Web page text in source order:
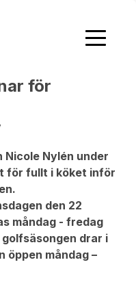
för
Nicole Nylén under
för fullt i köket inför
den 22
måndag - fredag
golfsäsongen drar i
öppen måndag –